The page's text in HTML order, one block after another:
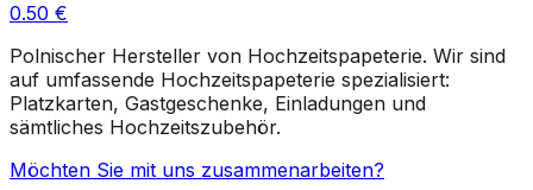
0.50 €
Polnischer Hersteller von Hochzeitspapeterie. Wir sind
auf umfassende Hochzeitspapeterie spezialisiert:
Platzkarten, Gastgeschenke, Einladungen und
sämtliches Hochzeitszubehör.
Möchten Sie mit uns zusammenarbeiten?